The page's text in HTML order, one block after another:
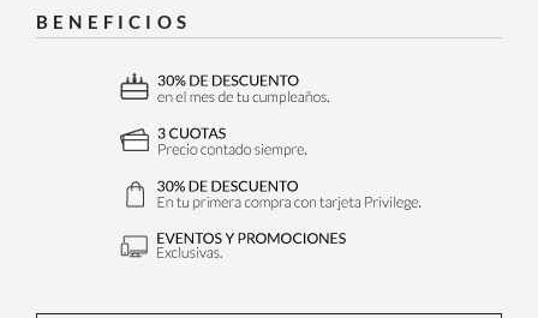
BENEFICIOS